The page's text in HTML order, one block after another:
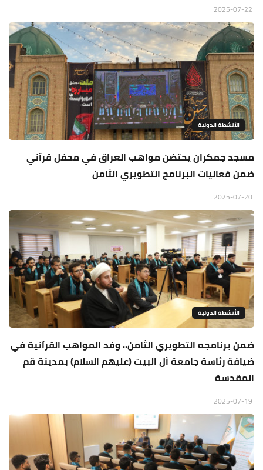
الأنشطة الدولية
مسجد جمكران يحتضن مواهب العراق في محفل قرآني
ضمن فعاليات البرنامج التطويري الثامن
الأنشطة الدولية
ضمن برنامجه التطويري الثامن.. وفد المواهب القرآنية في
ضيافة رئاسة جامعة آل البيت (عليهم السلام) بمدينة قم
المقدسة